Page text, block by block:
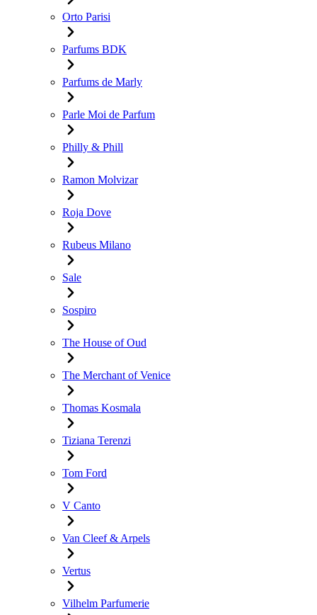
Orto Parisi
Parfums BDK
Parfums de Marly
Parle Moi de Parfum
Philly & Phill
Ramon Molvizar
Roja Dove
Rubeus Milano
Sale
Sospiro
The House of Oud
The Merchant of Venice
Thomas Kosmala
Tiziana Terenzi
Tom Ford
V Canto
Van Cleef & Arpels
Vertus
Vilhelm Parfumerie